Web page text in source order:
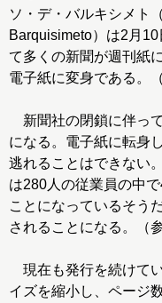
ソ・デ・バルキシメト
Barquisimeto）は2月
て多くの新聞が週刊紙
電子紙に変身である。
新聞社の閉鎖に伴っ
になる。電子紙に転身
逃れることはできない
は280人の従業員の中
ことになっているそう
されることになる。（
現在も発行を続けて
イズを縮小し、ページ